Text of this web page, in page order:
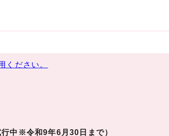
ください。
行中※令和9年6月30日まで）